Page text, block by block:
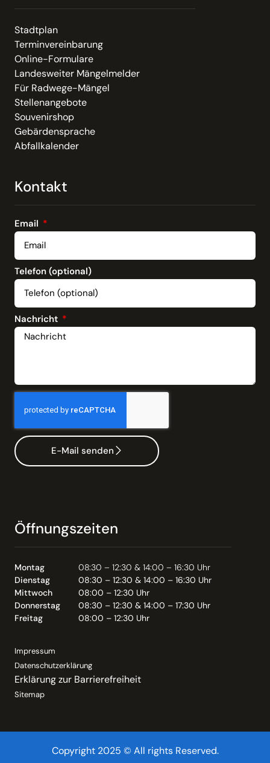
Stadtplan
Terminvereinbarung
Online-Formulare
Landesweiter Mängelmelder
Für Radwege-Mängel
Stellenangebote
Souvenirshop
Gebärdensprache
Abfallkalender
Kontakt
Email
Telefon (optional)
Nachricht
E-Mail senden
Öffnungszeiten
Montag
08:30 – 12:30 & 14:00 – 16:30 Uhr
Dienstag
08:30 – 12:30 & 14:00 – 16:30 Uhr
Mittwoch
08:00 – 12:30 Uhr
Donnerstag
08:30 – 12:30 & 14:00 – 17:30 Uhr
Freitag
08:00 – 12:30 Uhr
Impressum
Datenschutzerklärung
Erklärung zur Barrierefreiheit
Sitemap
Copyright 2025 © All rights Reserved.